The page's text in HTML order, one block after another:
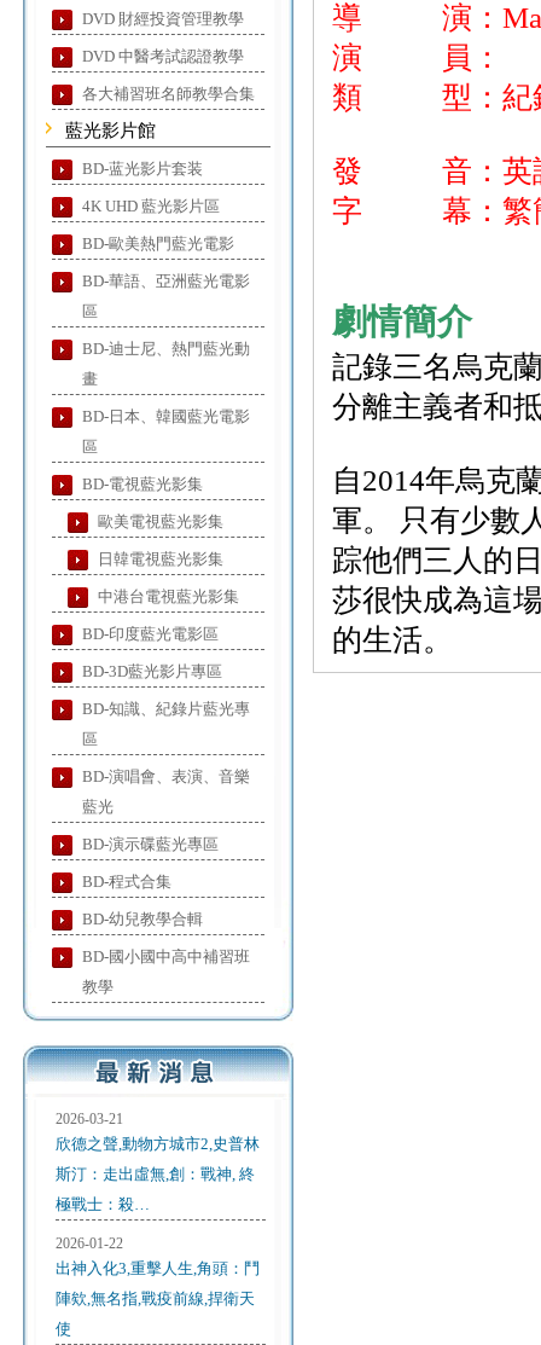
DVD 財經投資管理教學
DVD 中醫考試認證教學
各大補習班名師教學合集
藍光影片館
BD-蓝光影片套装
4K UHD 藍光影片區
BD-歐美熱門藍光電影
BD-華語、亞洲藍光電影
區
BD-迪士尼、熱門藍光動
畫
BD-日本、韓國藍光電影
區
BD-電視藍光影集
歐美電視藍光影集
日韓電視藍光影集
中港台電視藍光影集
BD-印度藍光電影區
BD-3D藍光影片專區
BD-知識、紀錄片藍光專
區
BD-演唱會、表演、音樂
藍光
BD-演示碟藍光專區
BD-程式合集
BD-幼兒教學合輯
BD-國小國中高中補習班
教學
2026-03-21
欣德之聲,動物方城市2,史普林
斯汀：走出虛無,創：戰神, 終
極戰士：殺…
2026-01-22
出神入化3,重擊人生,角頭：鬥
陣欸,無名指,戰疫前線,捍衛天
使
導 演：
演 員：
類 型：紀
發 音：英語
字 幕：繁簡
劇情簡介
記錄三名烏克
分離主義者和
自2014年烏克
軍。 只有少數
踪他們三人的
莎很快成為這
的生活。